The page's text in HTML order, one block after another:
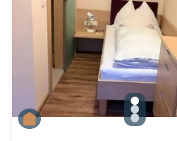
Zu Slide 1
Zu Slide
Zu Slide 3